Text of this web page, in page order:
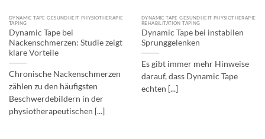
DYNAMIC TAPE GESUNDHEIT PHYSIOTHERAPIE
TAPING
Dynamic Tape bei
Nackenschmerzen: Studie zeigt
klare Vorteile
Chronische Nackenschmerzen
zählen zu den häufigsten
Beschwerdebildern in der
physiotherapeutischen [...]
DYNAMIC TAPE GESUNDHEIT PHYSIOTHERAPIE
REHABILITATION TAPING
Dynamic Tape bei instabilen
Sprunggelenken
Es gibt immer mehr Hinweise
darauf, dass Dynamic Tape
echten [...]